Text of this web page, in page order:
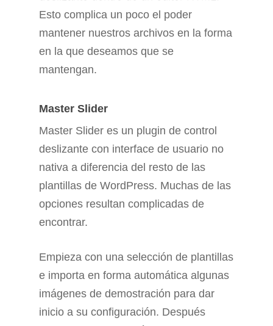
Esto complica un poco el poder
mantener nuestros archivos en la forma
en la que deseamos que se
mantengan.
Master Slider
Master Slider es un plugin de control
deslizante con interface de usuario no
nativa a diferencia del resto de las
plantillas de WordPress. Muchas de las
opciones resultan complicadas de
encontrar.
Empieza con una selección de plantillas
e importa en forma automática algunas
imágenes de demostración para dar
inicio a su configuración. Después